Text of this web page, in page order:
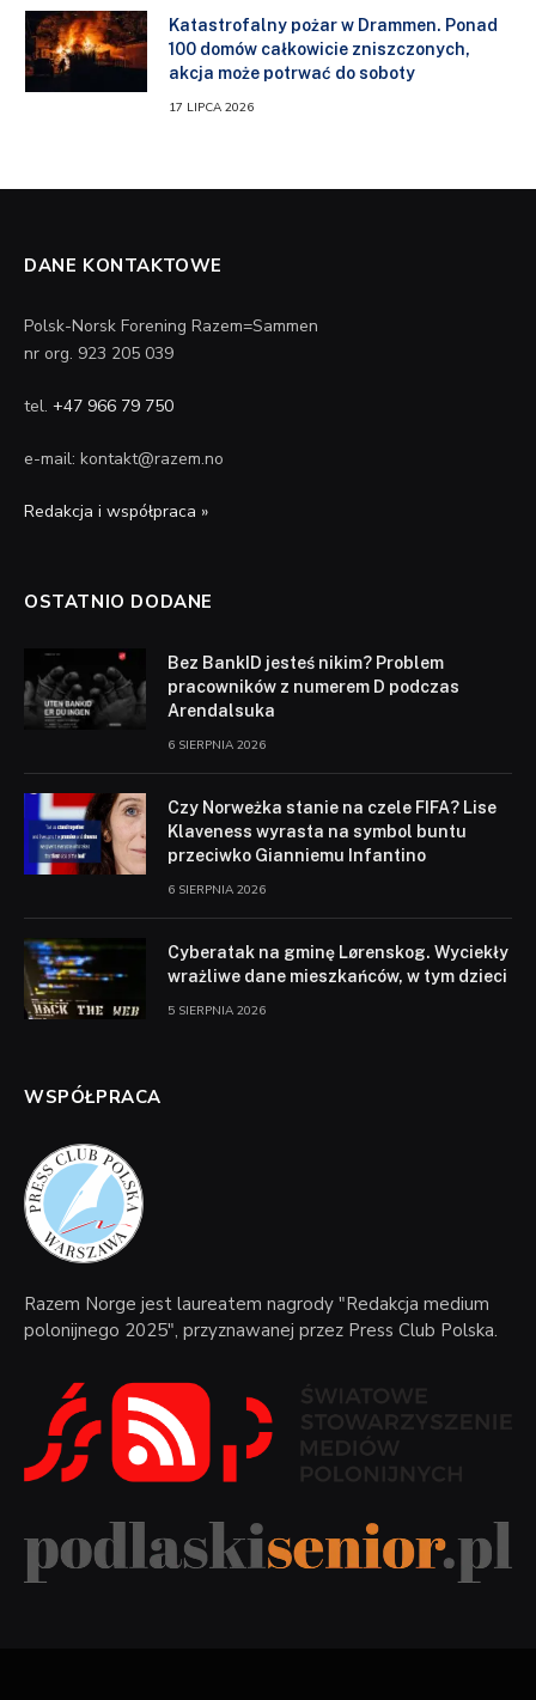
Katastrofalny pożar w Drammen. Ponad
100 domów całkowicie zniszczonych,
akcja może potrwać do soboty
17 LIPCA 2026
DANE KONTAKTOWE
Polsk-Norsk Forening Razem=Sammen
nr org. 923 205 039
tel. +47 966 79 750
e-mail: kontakt@razem.no
Redakcja i współpraca »
OSTATNIO DODANE
Bez BankID jesteś nikim? Problem
pracowników z numerem D podczas
Arendalsuka
6 SIERPNIA 2026
Czy Norweżka stanie na czele FIFA? Lise
Klaveness wyrasta na symbol buntu
przeciwko Gianniemu Infantino
6 SIERPNIA 2026
Cyberatak na gminę Lørenskog. Wyciekły
wrażliwe dane mieszkańców, w tym dzieci
5 SIERPNIA 2026
WSPÓŁPRACA
Razem Norge jest laureatem nagrody "Redakcja medium
polonijnego 2025", przyznawanej przez Press Club Polska.